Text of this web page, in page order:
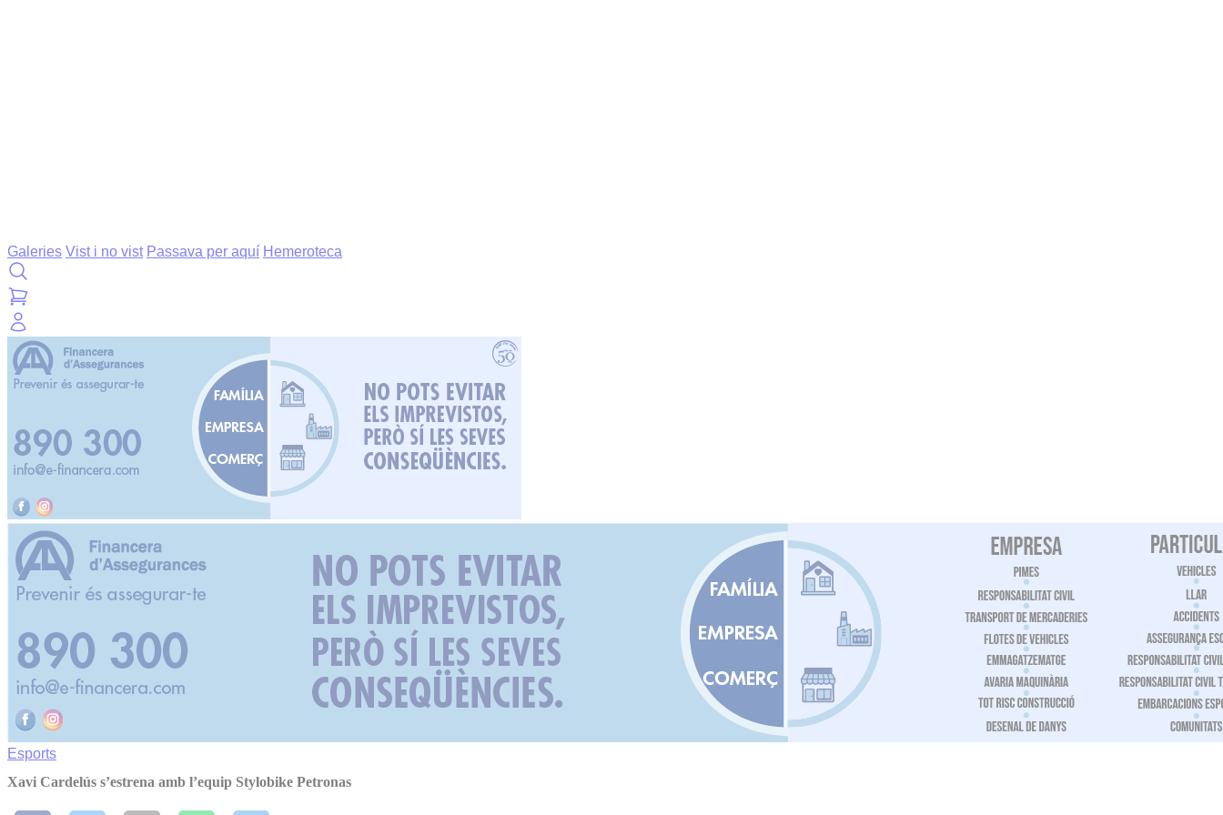
Galeries Vist i no vist Passava per aquí Hemeroteca
Esports
Xavi Cardelús s’estrena amb l’equip Stylobike Petronas